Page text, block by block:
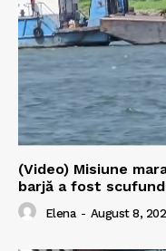
(Video) Misiune
barjă a fost
Elena - August 8,